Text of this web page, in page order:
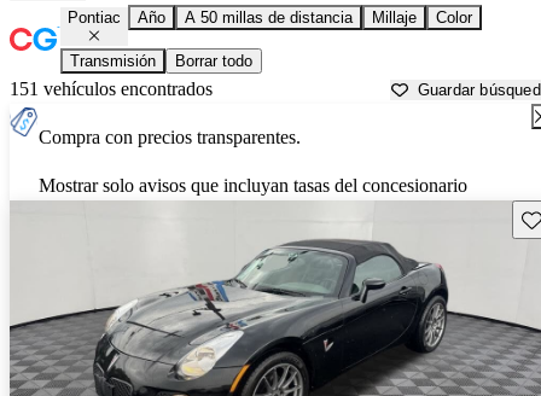
Pontiac Año A 50 millas de distancia Millaje Color
Transmisión Borrar todo
151 vehículos encontrados Guardar
Compra con precios transparentes.
Mostrar solo avisos que incluyan tasas del concesionario